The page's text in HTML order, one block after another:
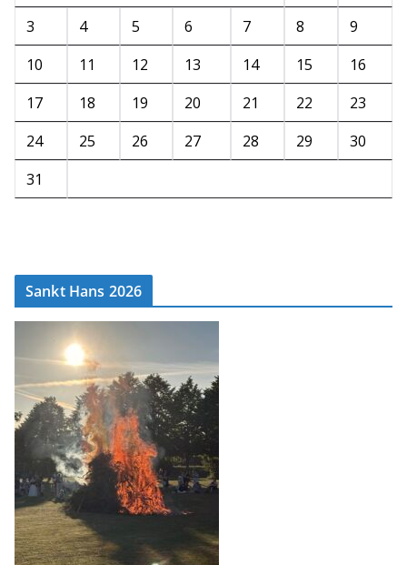
3
4 5 6 7 8
9
10
11 12 13 14 15
16
17
18 19 20 21 22
23
24
25 26 27 28 29
30
31
Sankt Hans 2026